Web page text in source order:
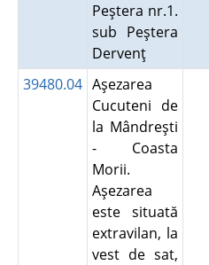
Peştera nr.1.
sub Peştera
Dervenţ
39480.04 Aşezarea
Cucuteni de
la Mândreşti
- Coasta
Morii.
Aşezarea
este situată
extravilan, la
vest de sat,